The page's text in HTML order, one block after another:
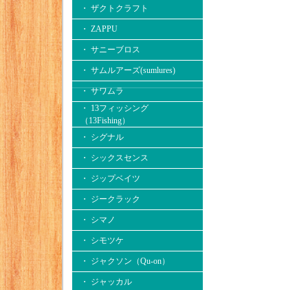
・ ザクトクラフト
・ ZAPPU
・ サニーブロス
・ サムルアーズ(sumlures)
・ サワムラ
・ 13フィッシング
（13Fishing）
・ シグナル
・ シックスセンス
・ ジップベイツ
・ ジークラック
・ シマノ
・ シモツケ
・ ジャクソン（Qu-on）
・ ジャッカル